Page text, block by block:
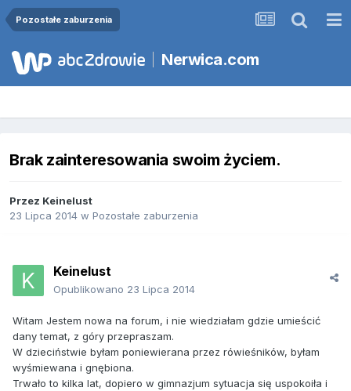
Pozostałe zaburzenia
Nerwica.com
Brak zainteresowania swoim życiem.
Przez Keinelust
23 Lipca 2014 w Pozostałe zaburzenia
Keinelust
Opublikowano 23 Lipca 2014
Witam Jestem nowa na forum, i nie wiedziałam gdzie umieścić
dany temat, z góry przepraszam.
W dzieciństwie byłam poniewierana przez rówieśników, byłam
wyśmiewana i gnębiona.
Trwało to kilka lat, dopiero w gimnazjum sytuacja się uspokoiła i